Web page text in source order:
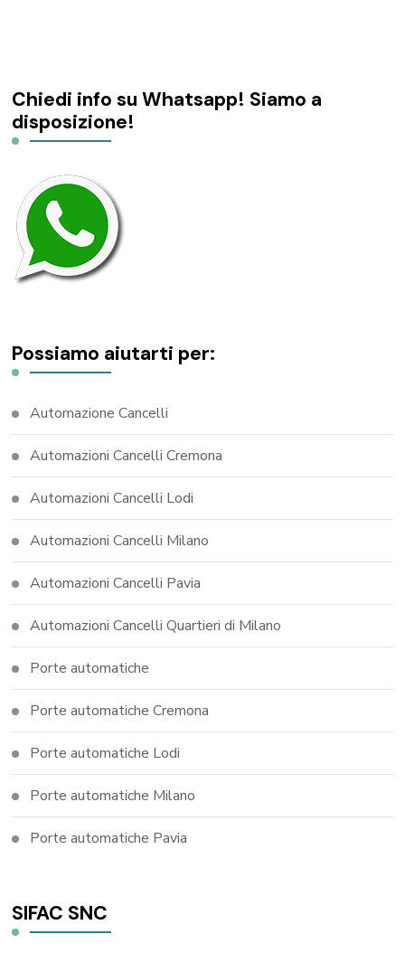
Chiedi info su Whatsapp! Siamo a
disposizione!
Possiamo aiutarti per:
Automazione Cancelli
Automazioni Cancelli Cremona
Automazioni Cancelli Lodi
Automazioni Cancelli Milano
Automazioni Cancelli Pavia
Automazioni Cancelli Quartieri di Milano
Porte automatiche
Porte automatiche Cremona
Porte automatiche Lodi
Porte automatiche Milano
Porte automatiche Pavia
SIFAC SNC